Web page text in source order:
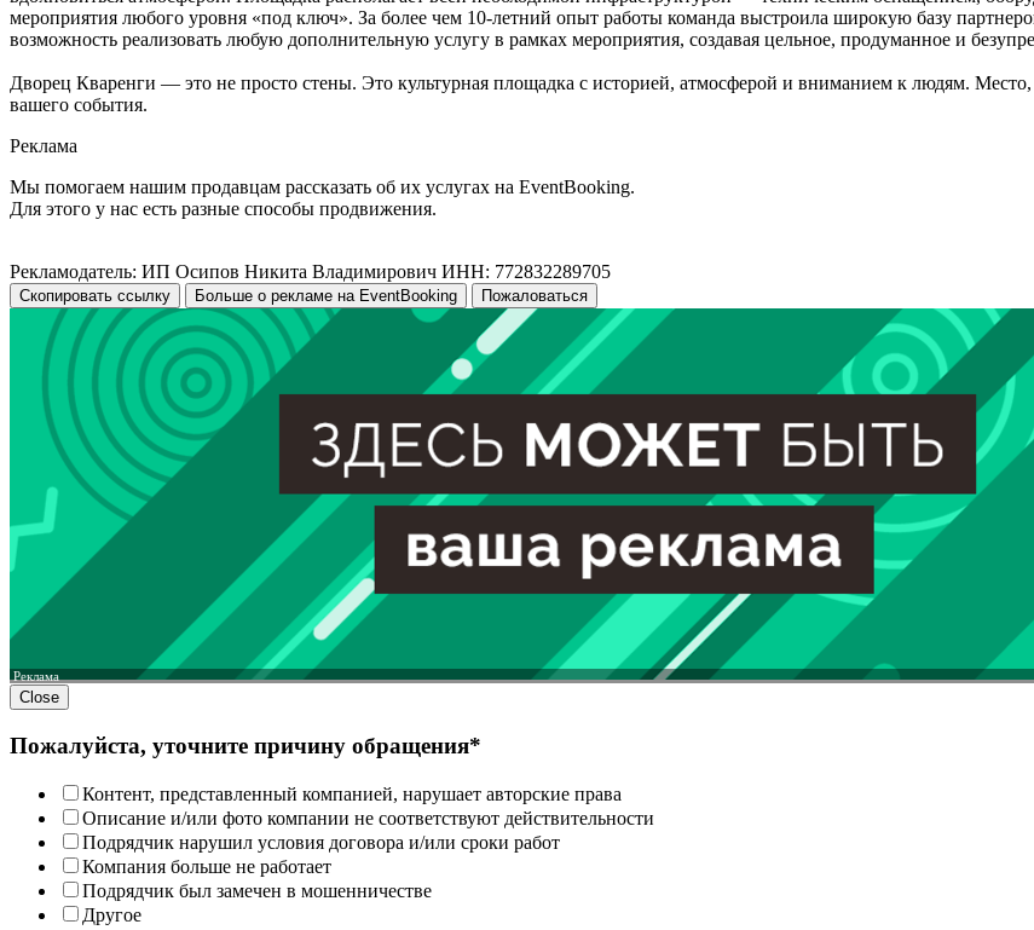
мероприятия любого уровня «под ключ». За более чем 10-летний опыт работы команда выстроила широкую базу
возможность реализовать любую дополнительную услугу в рамках мероприятия, создавая цельное, продуманное и
Дворец Кваренги — это не просто стены. Это культурная площадка с историей, атмосферой и вниманием к людям.
вашего события.
Реклама
Мы помогаем нашим продавцам рассказать об их услугах на EventBooking.
Для этого у нас есть разные способы продвижения.
Рекламодатель: ИП Осипов Никита Владимирович ИНН: 772832289705
Скопировать ссылку Больше о рекламе на EventBooking Пожаловаться
Реклама
Close
Пожалуйста, уточните причину обращения*
Контент, представленный компанией, нарушает авторские права
Описание и/или фото компании не соответствуют действительности
Подрядчик нарушил условия договора и/или сроки работ
Компания больше не работает
Подрядчик был замечен в мошенничестве
Другое